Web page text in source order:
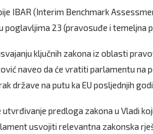
IBAR (Interim Benchmark
poglavljima 23 (pravosuđe i temeljna
ključnih zakona iz oblasti
naveo da će vratiti parlamentu na
države na putu ka EU posljednjih
predloga zakona u Vladi
usvojiti relevantna zakonska